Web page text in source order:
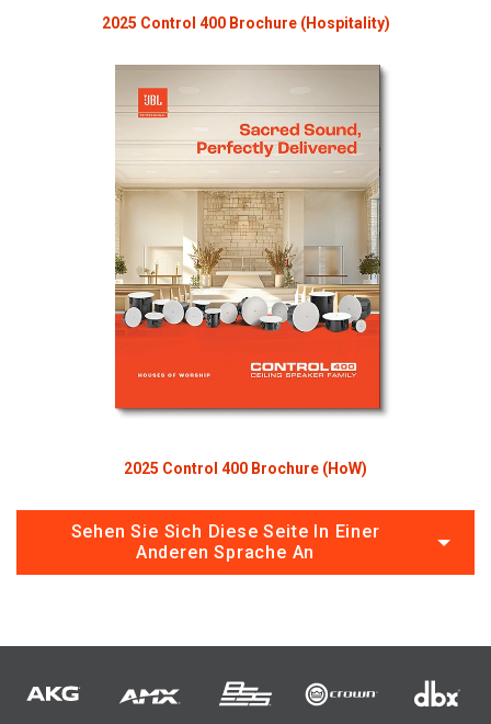
2025 Control 400 Brochure (Hospitality)
2025 Control 400 Brochure (HoW)
Sehen Sie Sich Diese Seite In Einer
Anderen Sprache An